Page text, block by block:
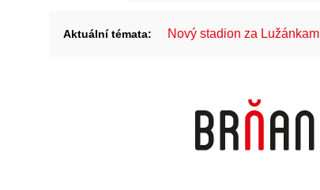
Aktuální témata: Nový stadion za